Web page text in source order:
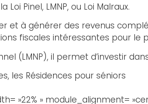
Pinel, LMNP, ou Loi Malraux.
et à générer des revenus
fiscales intéressantes pour le
(LMNP), il permet d’investir
les Résidences pour séniors
»22% » module_alignment=